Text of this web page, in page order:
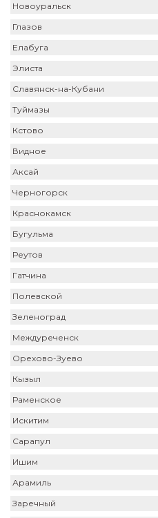
Новоуральск
Глазов
Елабуга
Элиста
Славянск-на-Кубани
Туймазы
Кстово
Видное
Аксай
Черногорск
Краснокамск
Бугульма
Реутов
Гатчина
Полевской
Зеленоград
Междуреченск
Орехово-Зуево
Кызыл
Раменское
Искитим
Сарапул
Ишим
Арамиль
Заречный